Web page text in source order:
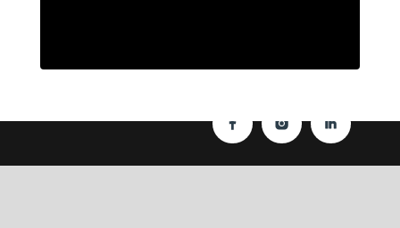
Datenschutz|Impressum| © perey-medien